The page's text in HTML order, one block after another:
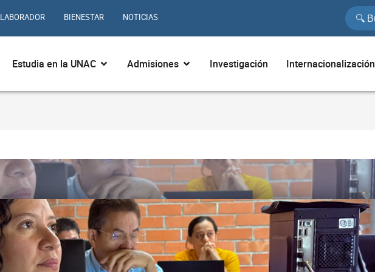
BIENESTAR NOTICIAS
¿Quiénes somos?
Estudia en la UNAC Abrir Estudia en la UNAC
Admisiones Abrir Admisiones
Investigación Internacionalización